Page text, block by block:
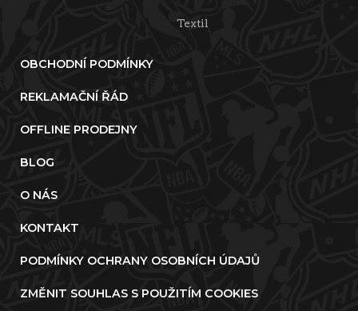
Textil
OBCHODNÍ PODMÍNKY
REKLAMAČNÍ ŘÁD
OFFLINE PRODEJNY
BLOG
O NÁS
KONTAKT
PODMÍNKY OCHRANY OSOBNÍCH ÚDAJŮ
ZMĚNIT SOUHLAS S POUŽITÍM COOKIES